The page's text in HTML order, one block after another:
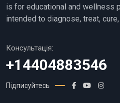
is for educational and wellness
intended to diagnose, treat,
Консультація:
+14404883546
Підписуйтесь